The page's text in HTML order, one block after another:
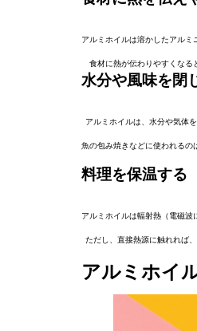
アルミホイルは溶かしたアル
食材に熱が伝わりやすくなる
水分や風味を閉
アルミホイルは、水分や気体
魚の包み焼きなどに使われるの
料理を保温する
アルミホイルは輻射熱（電磁
ただし、直接熱源に触れれば
アルミホイ